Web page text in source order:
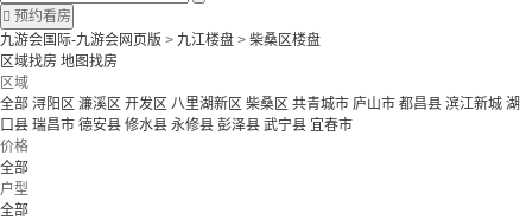
 预约看房
九游会国际-九游会网页版 > 九江楼盘 > 柴桑区楼盘
区域找房 地图找房
区域
全部 浔阳区 濂溪区 开发区 八里湖新区 柴桑区 共青城市 庐山市 都昌县 滨江新城 湖
口县 瑞昌市 德安县 修水县 永修县 彭泽县 武宁县 宜春市
价格
全部
户型
全部